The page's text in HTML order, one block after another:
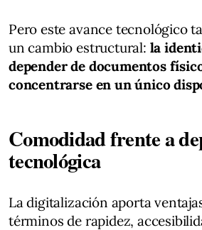
Pero este avance tecnológico
un cambio estructural: la
depender de documentos
concentrarse en un único
Comodidad frente a
tecnológica
La digitalización aporta
términos de rapidez,